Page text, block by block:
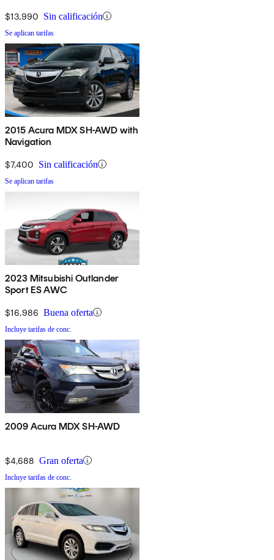
$13,990 Sin calificación
Se aplican tarifas
2015 Acura MDX SH-AWD with
Navigation
$7,400 Sin calificación
Se aplican tarifas
2023 Mitsubishi Outlander
Sport ES AWC
$16,986 Buena oferta
Incluye tarifas de conc.
2009 Acura MDX SH-AWD
$4,688 Gran oferta
Incluye tarifas de conc.